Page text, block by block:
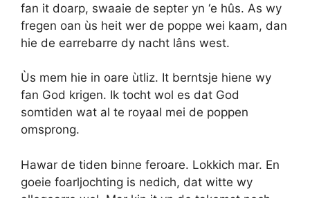
fan it doarp, swaaie de septer yn ‘e hûs. As wy
fregen oan ùs heit wer de poppe wei kaam, dan
hie de earrebarre dy nacht lâns west.
Ùs mem hie in oare ùtliz. It berntsje hiene wy
fan God krigen. Ik tocht wol es dat God
somtiden wat al te royaal mei de poppen
omsprong.
Hawar de tiden binne feroare. Lokkich mar. En
goeie foarljochting is nedich, dat witte wy